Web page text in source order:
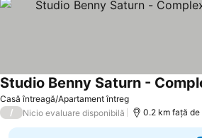
Casă întreagă/Apartament întreg
/ Nicio evaluare disponibilă 0.2 km faţă de